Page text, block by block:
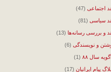
اجتماعی (47)
سیاسی (81)
و بررسی رسانه‌ها (13)
و نویسندگی (6)
سال ۸۸ (1)
پیام ایرانیان (17)